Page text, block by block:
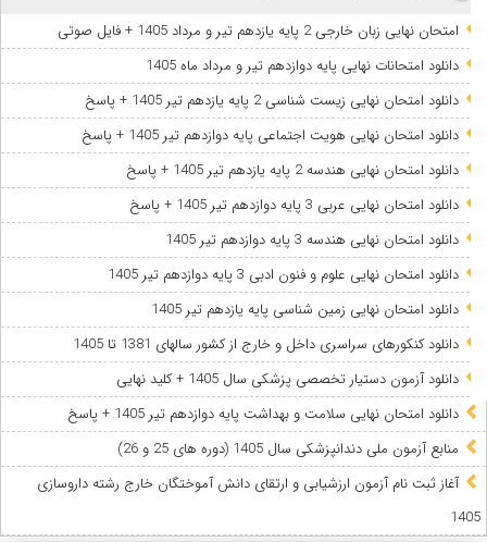
امتحان نهایی زبان خارجی 2 پایه یازدهم تیر و مرداد 1405 + فایل صوتی
دانلود امتحانات نهایی پایه دوازدهم تیر و مرداد ماه 1405
دانلود امتحان نهایی زیست شناسی 2 پایه یازدهم تیر 1405 + پاسخ
دانلود امتحان نهایی هویت اجتماعی پایه دوازدهم تیر 1405 + پاسخ
دانلود امتحان نهایی هندسه 2 پایه یازدهم تیر 1405 + پاسخ
دانلود امتحان نهایی عربی 3 پایه دوازدهم تیر 1405 + پاسخ
دانلود امتحان نهایی هندسه 3 پایه دوازدهم تیر 1405
دانلود امتحان نهایی علوم و فنون ادبی 3 پایه دوازدهم تیر 1405
دانلود امتحان نهایی زمین شناسی پایه یازدهم تیر 1405
دانلود کنکورهای سراسری داخل و خارج از کشور سالهای 1381 تا 1405
دانلود آزمون دستیار تخصصی پزشکی سال 1405 + کلید نهایی
دانلود امتحان نهایی سلامت و بهداشت پایه دوازدهم تیر 1405 + پاسخ
ﻣﻨﺎﺑﻊ آزﻣﻮن ﻣﻠﯽ دندانپزشکی سال 1405 (دوره های 25 و 26)
آغاز ثبت نام آزمون‌ ارزشیابی و ارتقای دانش آموختگان خارج رشته داروسازی
1405